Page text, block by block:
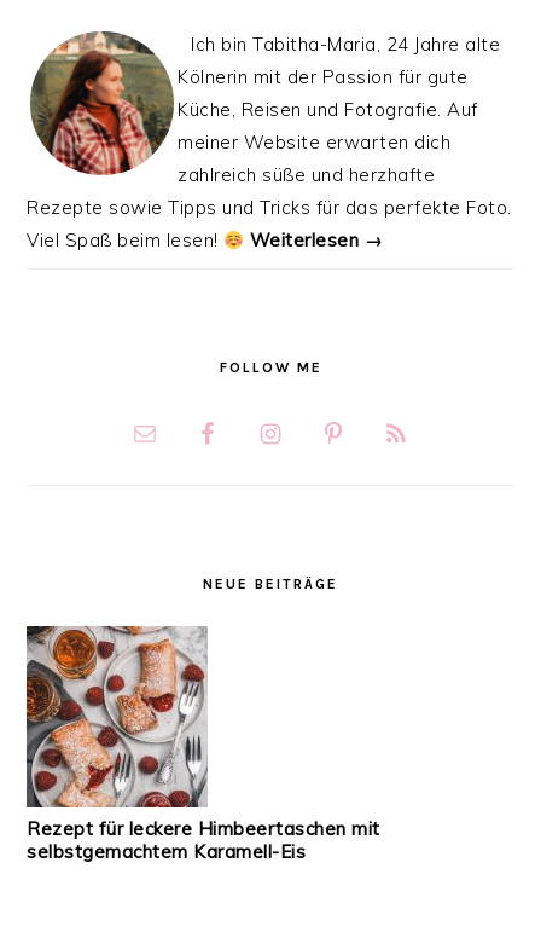
Ich bin Tabitha-Maria, 24 Jahre alte
Kölnerin mit der Passion für gute
Küche, Reisen und Fotografie. Auf
meiner Website erwarten dich
zahlreich süße und herzhafte
Rezepte sowie Tipps und Tricks für das perfekte Foto.
Viel Spaß beim lesen!
Weiterlesen →
FOLLOW ME
NEUE BEITRÄGE
Rezept für leckere Himbeertaschen mit
selbstgemachtem Karamell-Eis